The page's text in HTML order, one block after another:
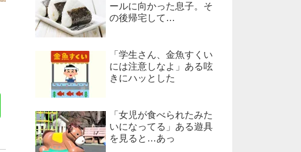
ールに向かった息子。そ
の後帰宅して…
「学生さん、金魚すくい
には注意しなよ」ある呟
きにハッとした
「女児が食べられたみた
いになってる」ある遊具
を見ると…あっ